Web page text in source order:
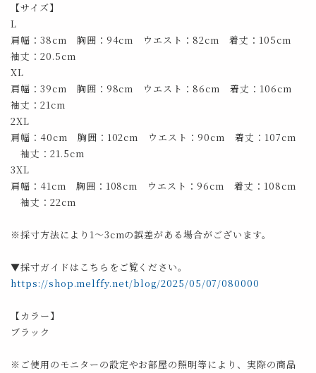
【サイズ】
L
肩幅：38cm 胸囲：94cm ウエスト：82cm 着丈：105cm
袖丈：20.5cm
XL
肩幅：39cm 胸囲：98cm ウエスト：86cm 着丈：106cm
袖丈：21cm
2XL
肩幅：40cm 胸囲：102cm ウエスト：90cm 着丈：107cm
袖丈：21.5cm
3XL
肩幅：41cm 胸囲：108cm ウエスト：96cm 着丈：108cm
袖丈：22cm
※採寸方法により1～3cmの誤差がある場合がございます。
▼採寸ガイドはこちらをご覧ください。
https://shop.melffy.net/blog/2025/05/07/080000
【カラー】
ブラック
※ご使用のモニターの設定やお部屋の照明等により、実際の商品